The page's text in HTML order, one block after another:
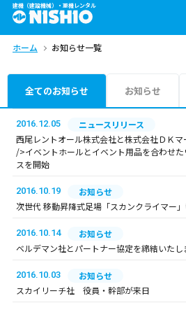
建機（建設機械）・重機レンタル
商品一覧
問合せ依頼リスト
エリア情報を見る
中部 関西
九州・沖縄（外部）
ホーム お知らせ一覧
全てのお知らせ お知らせ
2016.12.05
ニュースリリース
西尾レントオール株式会社と株式会社ＤＫ
/>イベントホールとイベント用品を合わせ
スを開始
2016.10.19
お知らせ
次世代 移動昇降式足場「スカンクライマー
2016.10.14
お知らせ
ベルデマン社とパートナー協定を締結いたし
2016.10.03
お知らせ
スカイリーチ社 役員・幹部が来日